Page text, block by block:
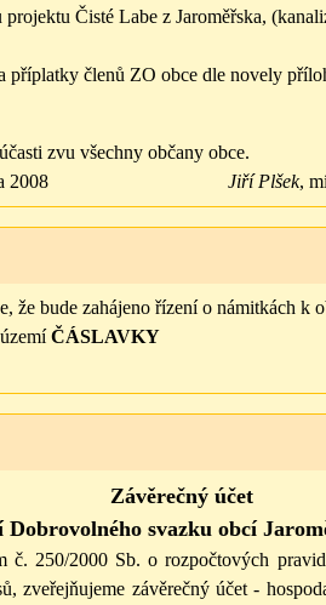
projektu Čisté Labe z Jaroměřska,
příplatky členů ZO obce dle novely
zvu všechny občany obce.
května 2008 Jiří Plšek,
že bude zahájeno řízení o námitkách k
ČÁSLAVKY
Závěrečný účet
Dobrovolného svazku obcí
č. 250/2000 Sb. o rozpočtových
zveřejňujeme závěrečný účet -